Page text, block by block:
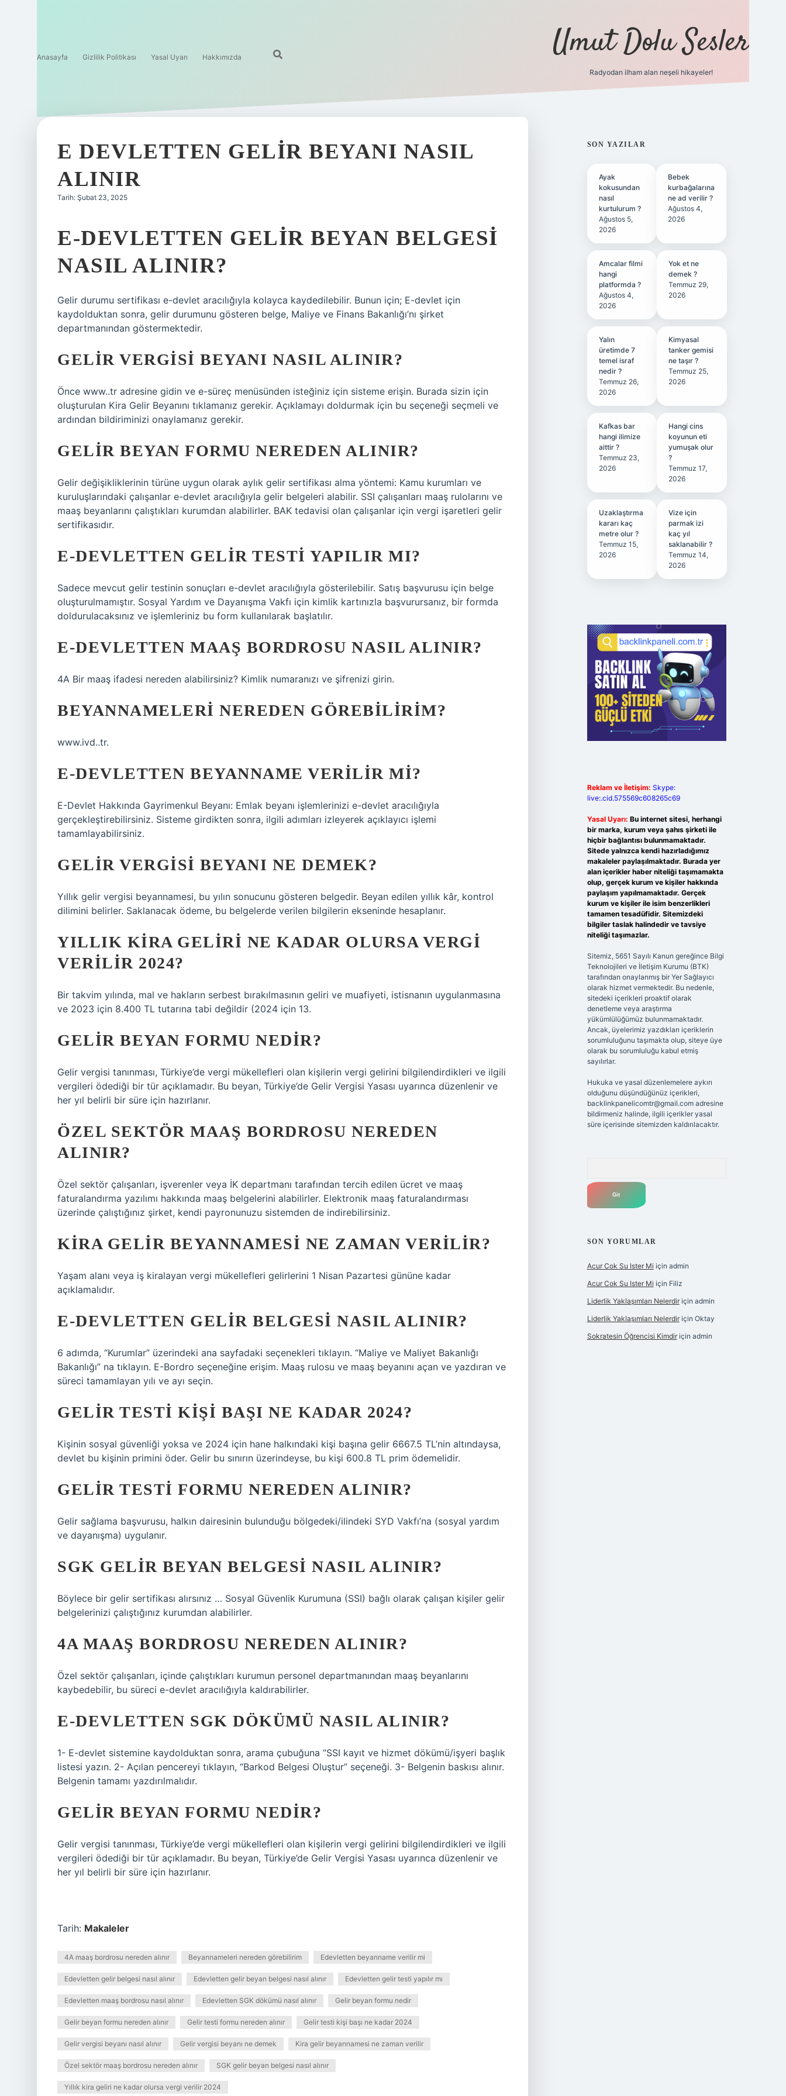
Anasayfa Gizlilik Politikası Yasal Uyarı Hakkımızda Umut Dolu Sesler
Radyodan ilham alan neşeli hikayeler!
E DEVLETTEN GELIR BEYANI NASIL
ALINIR
Tarih: Şubat 23, 2025
E-DEVLETTEN GELIR BEYAN BELGESI
NASIL ALINIR?
Gelir durumu sertifikası e-devlet aracılığıyla kolayca kaydedilebilir. Bunun için; E-devlet için
kaydolduktan sonra, gelir durumunu gösteren belge, Maliye ve Finans Bakanlığı’nı şirket
departmanından göstermektedir.
GELIR VERGISI BEYANI NASIL ALINIR?
Önce www..tr adresine gidin ve e-süreç menüsünden isteğiniz için sisteme erişin. Burada sizin için
oluşturulan Kira Gelir Beyanını tıklamanız gerekir. Açıklamayı doldurmak için bu seçeneği seçmeli ve
ardından bildiriminizi onaylamanız gerekir.
GELIR BEYAN FORMU NEREDEN ALINIR?
Gelir değişikliklerinin türüne uygun olarak aylık gelir sertifikası alma yöntemi: Kamu kurumları ve
kuruluşlarındaki çalışanlar e-devlet aracılığıyla gelir belgeleri alabilir. SSI çalışanları maaş rulolarını ve
maaş beyanlarını çalıştıkları kurumdan alabilirler. BAK tedavisi olan çalışanlar için vergi işaretleri gelir
sertifikasıdır.
E-DEVLETTEN GELIR TESTI YAPILIR MI?
Sadece mevcut gelir testinin sonuçları e-devlet aracılığıyla gösterilebilir. Satış başvurusu için belge
oluşturulmamıştır. Sosyal Yardım ve Dayanışma Vakfı için kimlik kartınızla başvurursanız, bir formda
doldurulacaksınız ve işlemleriniz bu form kullanılarak başlatılır.
E-DEVLETTEN MAAŞ BORDROSU NASIL ALINIR?
4A Bir maaş ifadesi nereden alabilirsiniz? Kimlik numaranızı ve şifrenizi girin.
BEYANNAMELERI NEREDEN GÖREBILIRIM?
www.ivd..tr.
E-DEVLETTEN BEYANNAME VERILIR MI?
E-Devlet Hakkında Gayrimenkul Beyanı: Emlak beyanı işlemlerinizi e-devlet aracılığıyla
gerçekleştirebilirsiniz. Sisteme girdikten sonra, ilgili adımları izleyerek açıklayıcı işlemi
tamamlayabilirsiniz.
GELIR VERGISI BEYANI NE DEMEK?
Yıllık gelir vergisi beyannamesi, bu yılın sonucunu gösteren belgedir. Beyan edilen yıllık kâr, kontrol
dilimini belirler. Saklanacak ödeme, bu belgelerde verilen bilgilerin ekseninde hesaplanır.
YILLIK KIRA GELIRI NE KADAR OLURSA VERGI
VERILIR 2024?
Bir takvim yılında, mal ve hakların serbest bırakılmasının geliri ve muafiyeti, istisnanın uygulanmasına
ve 2023 için 8.400 TL tutarına tabi değildir (2024 için 13.
GELIR BEYAN FORMU NEDIR?
Gelir vergisi tanınması, Türkiye’de vergi mükellefleri olan kişilerin vergi gelirini bilgilendirdikleri ve ilgili
vergileri ödediği bir tür açıklamadır. Bu beyan, Türkiye’de Gelir Vergisi Yasası uyarınca düzenlenir ve
her yıl belirli bir süre için hazırlanır.
ÖZEL SEKTÖR MAAŞ BORDROSU NEREDEN
ALINIR?
Özel sektör çalışanları, işverenler veya İK departmanı tarafından tercih edilen ücret ve maaş
faturalandırma yazılımı hakkında maaş belgelerini alabilirler. Elektronik maaş faturalandırması
üzerinde çalıştığınız şirket, kendi payronunuzu sistemden de indirebilirsiniz.
KIRA GELIR BEYANNAMESI NE ZAMAN VERILIR?
Yaşam alanı veya iş kiralayan vergi mükellefleri gelirlerini 1 Nisan Pazartesi gününe kadar
açıklamalıdır.
E-DEVLETTEN GELIR BELGESI NASIL ALINIR?
6 adımda, “Kurumlar” üzerindeki ana sayfadaki seçenekleri tıklayın. “Maliye ve Maliyet Bakanlığı
Bakanlığı” na tıklayın. E-Bordro seçeneğine erişim. Maaş rulosu ve maaş beyanını açan ve yazdıran ve
süreci tamamlayan yılı ve ayı seçin.
GELIR TESTI KIŞI BAŞI NE KADAR 2024?
Kişinin sosyal güvenliği yoksa ve 2024 için hane halkındaki kişi başına gelir 6667.5 TL’nin altındaysa,
devlet bu kişinin primini öder. Gelir bu sınırın üzerindeyse, bu kişi 600.8 TL prim ödemelidir.
GELIR TESTI FORMU NEREDEN ALINIR?
Gelir sağlama başvurusu, halkın dairesinin bulunduğu bölgedeki/ilindeki SYD Vakfı’na (sosyal yardım
ve dayanışma) uygulanır.
SGK GELIR BEYAN BELGESI NASIL ALINIR?
Böylece bir gelir sertifikası alırsınız … Sosyal Güvenlik Kurumuna (SSI) bağlı olarak çalışan kişiler gelir
belgelerinizi çalıştığınız kurumdan alabilirler.
4A MAAŞ BORDROSU NEREDEN ALINIR?
Özel sektör çalışanları, içinde çalıştıkları kurumun personel departmanından maaş beyanlarını
kaybedebilir, bu süreci e-devlet aracılığıyla kaldırabilirler.
E-DEVLETTEN SGK DÖKÜMÜ NASIL ALINIR?
1- E-devlet sistemine kaydolduktan sonra, arama çubuğuna “SSI kayıt ve hizmet dökümü/işyeri başlık
listesi yazın. 2- Açılan pencereyi tıklayın, “Barkod Belgesi Oluştur” seçeneği. 3- Belgenin baskısı alınır.
Belgenin tamamı yazdırılmalıdır.
GELIR BEYAN FORMU NEDIR?
Gelir vergisi tanınması, Türkiye’de vergi mükellefleri olan kişilerin vergi gelirini bilgilendirdikleri ve ilgili
vergileri ödediği bir tür açıklamadır. Bu beyan, Türkiye’de Gelir Vergisi Yasası uyarınca düzenlenir ve
her yıl belirli bir süre için hazırlanır.
Tarih: Makaleler
4A maaş bordrosu nereden alınır Beyannameleri nereden görebilirim Edevletten beyanname verilir mi
Edevletten gelir belgesi nasıl alınır Edevletten gelir beyan belgesi nasıl alınır Edevletten gelir testi yapılır mı
Edevletten maaş bordrosu nasıl alınır Edevletten SGK dökümü nasıl alınır Gelir beyan formu nedir
Gelir beyan formu nereden alınır Gelir testi formu nereden alınır Gelir testi kişi başı ne kadar 2024
Gelir vergisi beyanı nasıl alınır Gelir vergisi beyanı ne demek Kira gelir beyannamesi ne zaman verilir
Özel sektör maaş bordrosu nereden alınır SGK gelir beyan belgesi nasıl alınır
Yıllık kira geliri ne kadar olursa vergi verilir 2024
SIDEBAR
SON YAZILAR
Ayak
kokusundan
nasıl
kurtulurum ?
Ağustos 5,
2026
Bebek
kurbağalarına
ne ad verilir ?
Ağustos 4,
2026
Amcalar filmi
hangi
platformda ?
Ağustos 4,
2026
Yok et ne
demek ?
Temmuz 29,
2026
Yalın
üretimde 7
temel israf
nedir ?
Temmuz 26,
2026
Kimyasal
tanker gemisi
ne taşır ?
Temmuz 25,
2026
Kafkas bar
hangi ilimize
aittir ?
Temmuz 23,
2026
Hangi cins
koyunun eti
yumuşak olur
?
Temmuz 17,
2026
Uzaklaştırma
kararı kaç
metre olur ?
Temmuz 15,
2026
Vize için
parmak izi
kaç yıl
saklanabilir ?
Temmuz 14,
2026
Reklam ve İletişim: Skype:
live:.cid.575569c608265c69
Yasal Uyarı: Bu internet sitesi, herhangi
bir marka, kurum veya şahıs şirketi ile
hiçbir bağlantısı bulunmamaktadır.
Sitede yalnızca kendi hazırladığımız
makaleler paylaşılmaktadır. Burada yer
alan içerikler haber niteliği taşımamakta
olup, gerçek kurum ve kişiler hakkında
paylaşım yapılmamaktadır. Gerçek
kurum ve kişiler ile isim benzerlikleri
tamamen tesadüfidir. Sitemizdeki
bilgiler taslak halindedir ve tavsiye
niteliği taşımazlar.
Sitemiz, 5651 Sayılı Kanun gereğince Bilgi
Teknolojileri ve İletişim Kurumu (BTK)
tarafından onaylanmış bir Yer Sağlayıcı
olarak hizmet vermektedir. Bu nedenle,
sitedeki içerikleri proaktif olarak
denetleme veya araştırma
yükümlülüğümüz bulunmamaktadır.
Ancak, üyelerimiz yazdıkları içeriklerin
sorumluluğunu taşımakta olup, siteye üye
olarak bu sorumluluğu kabul etmiş
sayılırlar.
Hukuka ve yasal düzenlemelere aykırı
olduğunu düşündüğünüz içerikleri,
backlinkpanelicomtr@gmail.comadresine
bildirmeniz halinde, ilgili içerikler yasal
süre içerisinde sitemizden kaldırılacaktır.
SON YORUMLAR
Acur Cok Su Ister Mi için admin
Acur Cok Su Ister Mi için Filiz
Liderlik Yaklaşımları Nelerdiriçin admin
Liderlik Yaklaşımları Nelerdiriçin Oktay
Sokratesin Öğrencisi Kimdiriçin admin